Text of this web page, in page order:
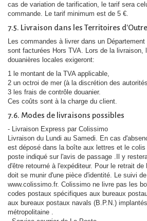
cas de variation de tarification, le tarif sera
commande. Le tarif minimum est de 5 €.
7.5. Livraison dans les Territoires
Les commandes à livrer dans un
sont facturées Hors TVA. Lors de la livraison,
douanières locales exigeront:
1 le montant de la TVA applicable,
2 un octroi de mer (à la discrétion des
3 les frais de contrôle douanier.
Ces coûts sont à la charge du client.
7.6. Modes de livraisons possibles
- Livraison Express par Colissimo
Livraison du Lundi au Samedi. En cas
est déposé dans la boîte aux lettres et le
poste indiqué sur l'avis de passage .Il y
d'être retourné à l'expéditeur. Pour le retrait
doit se munir d'une pièce d'identité. Le suivi
www.colissimo.fr. Colissimo ne livre pas les
codes postaux spécifiques aux bureaux
aux bureaux postaux navals (B.P.N.)
métropolitaine .